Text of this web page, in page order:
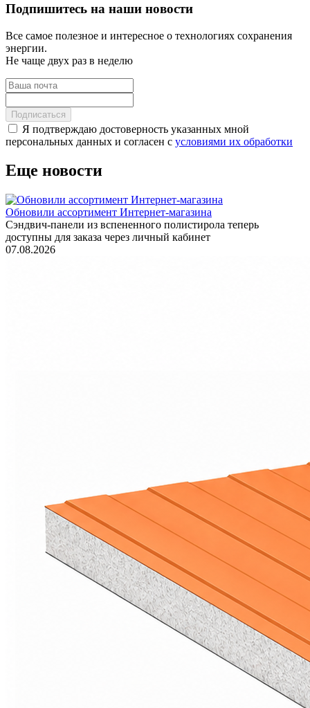
Подпишитесь на наши новости
Все самое полезное и интересное о технологиях сохранения
энергии.
Не чаще двух раз в неделю
Подписаться
Я подтверждаю достоверность указанных мной
персональных данных и согласен с условиями их обработки
Еще новости
Обновили ассортимент Интернет-магазина
Сэндвич-панели из вспененного полистирола теперь
доступны для заказа через личный кабинет
07.08.2026